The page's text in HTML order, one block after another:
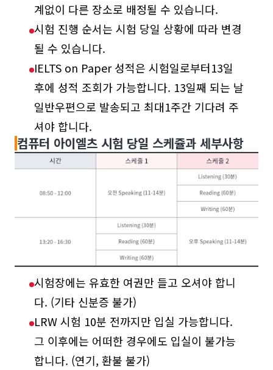
계없이 다른 장소로 배정될 수 있습니다.
시험 진행 순서는 시험 당일 상황에 따라 변경
될 수 있습니다.
IELTS on Paper 성적은 시험일로부터13일
후에 성적 조회가 가능합니다. 13일째 되는 날
일반우편으로 발송되고 최대1주간 기다려 주
셔야 합니다.
컴퓨터 아이엘츠 시험 당일 스케쥴과 세부사항
시험장에는 유효한 여권만 들고 오셔야 합니
다. (기타 신분증 불가)
LRW 시험 10분 전까지만 입실 가능합니다.
그 이후에는 어떠한 경우에도 입실이 불가능
합니다. (연기, 환불 불가)